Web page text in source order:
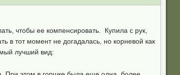
чтобы ее компенсировать. Купила с рук,
в тот момент не догадалась, но корневой как
лучший вид: